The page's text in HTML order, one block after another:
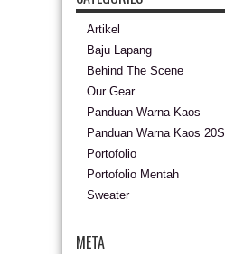
Artikel
Baju Lapang
Behind The Scene
Our Gear
Panduan Warna Kaos
Panduan Warna Kaos 20S
Portofolio
Portofolio Mentah
Sweater
META